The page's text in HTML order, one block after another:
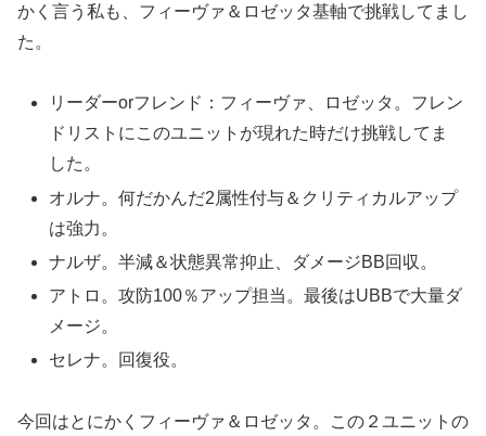
かく言う私も、フィーヴァ＆ロゼッタ基軸で挑戦してまし
た。
リーダーorフレンド：フィーヴァ、ロゼッタ。フレン
ドリストにこのユニットが現れた時だけ挑戦してま
した。
オルナ。何だかんだ2属性付与＆クリティカルアップ
は強力。
ナルザ。半減＆状態異常抑止、ダメージBB回収。
アトロ。攻防100％アップ担当。最後はUBBで大量ダ
メージ。
セレナ。回復役。
今回はとにかくフィーヴァ＆ロゼッタ。この２ユニットの